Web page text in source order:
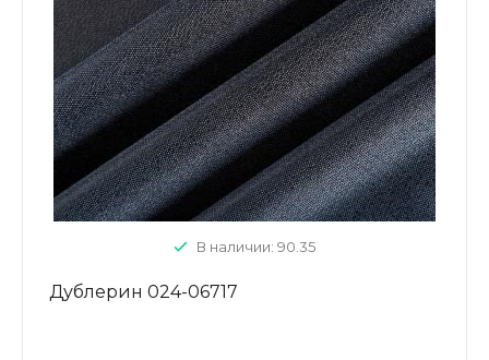
В наличии: 90.35
Дублерин 024-06717